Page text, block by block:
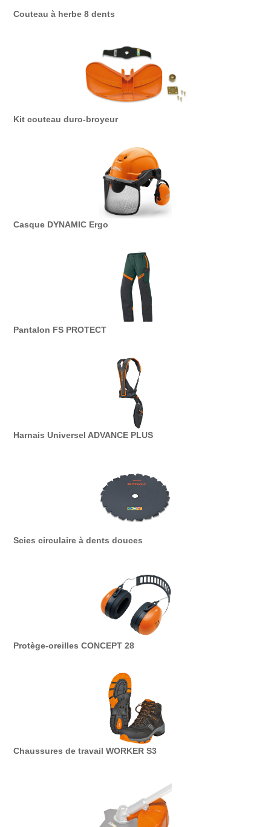
Couteau à herbe 8 dents
Kit couteau duro-broyeur
Casque DYNAMIC Ergo
Pantalon FS PROTECT
Harnais Universel ADVANCE PLUS
Scies circulaire à dents douces
Protège-oreilles CONCEPT 28
Chaussures de travail WORKER S3